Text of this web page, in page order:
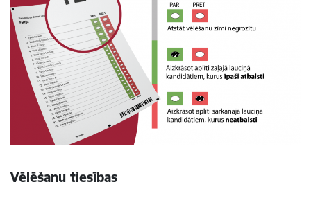
Vēlēšanu tiesības